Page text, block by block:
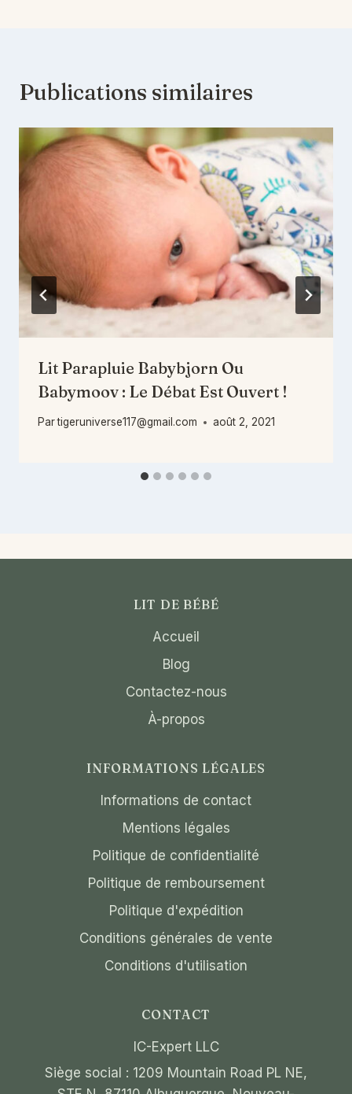
Publications similaires
Lit Parapluie Babybjorn Ou
Babymoov : Le Débat Est Ouvert !
Partigeruniverse117@gmail.com août 2, 2021
LIT DE BÉBÉ
Accueil
Blog
Contactez-nous
À-propos
INFORMATIONS LÉGALES
Informations de contact
Mentions légales
Politique de confidentialité
Politique de remboursement
Politique d'expédition
Conditions générales de vente
Conditions d'utilisation
CONTACT
IC-Expert LLC
Siège social : 1209 Mountain Road PL NE,